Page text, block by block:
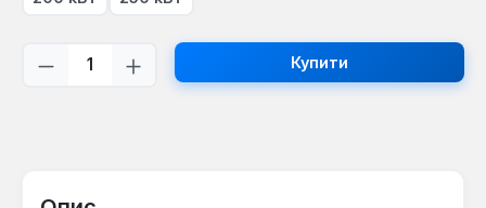
Кількість товару: Введіть потрібну
Купити